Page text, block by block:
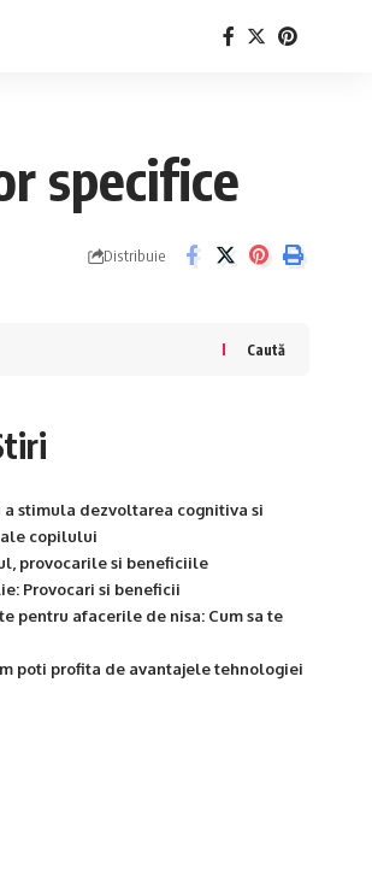
specifice
Distribuie
Caută
stimula dezvoltarea cognitiva si
copilului
provocarile si beneficiile
Provocari si beneficii
pentru afacerile de nisa: Cum sa te
poti profita de avantajele tehnologiei